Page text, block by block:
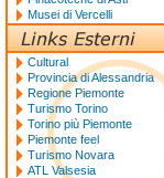
Musei di Vercelli
Cultural
Provincia di Alessandria
Regione Piemonte
Turismo Torino
Torino più Piemonte
Piemonte feel
Turismo Novara
ATL Valsesia